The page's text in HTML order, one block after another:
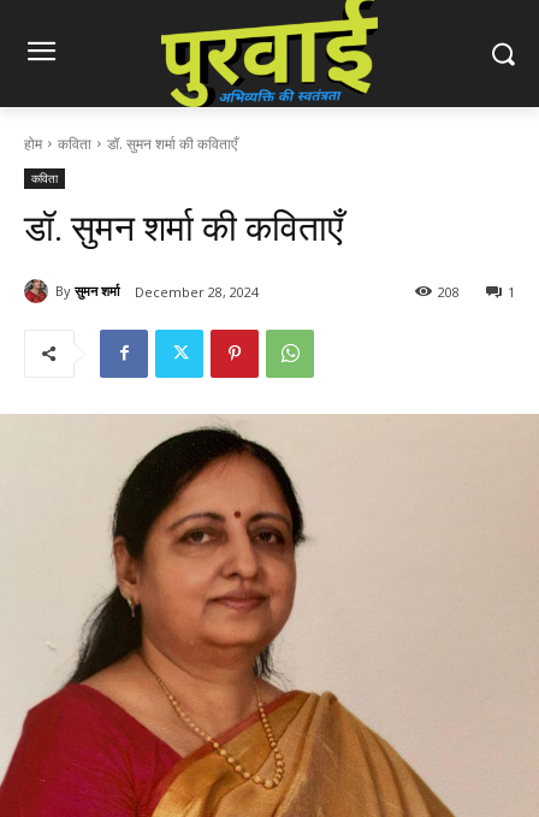
होम कविता डॉ. सुमन शर्मा की कविताएँ
कविता
डॉ. सुमन शर्मा की कविताएँ
By सुमन शर्मा December 28, 2024 1
208